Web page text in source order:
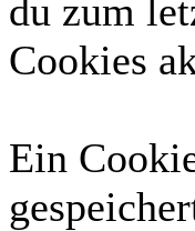
du zum
Cookies
Ein